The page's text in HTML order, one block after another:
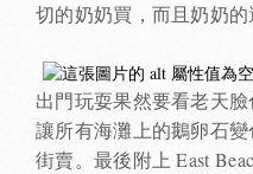
切的奶奶買，而且奶奶
出門玩耍果然要看老天
讓所有海灘上的鵝卵石
街賣。最後附上 East